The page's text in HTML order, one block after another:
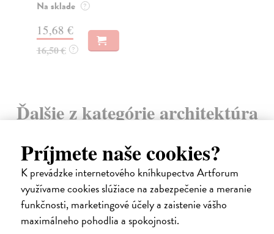
Príjmete naše cookies?
K prevádzke internetového kníhkupectva Artforum
využívame cookies slúžiace na zabezpečenie a meranie
funkčnosti, marketingové účely a zaistenie vášho
maximálneho pohodlia a spokojnosti.
Na sklade ?
15,68 €
16,50 € ?
Ďalšie z kategórie architektúra